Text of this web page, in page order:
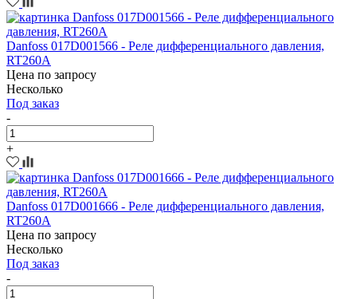
Danfoss 017D001566 - Реле дифференциального давления,
RT260A
Цена по запросу
Несколько
Под заказ
-
+
Danfoss 017D001666 - Реле дифференциального давления,
RT260A
Цена по запросу
Несколько
Под заказ
-